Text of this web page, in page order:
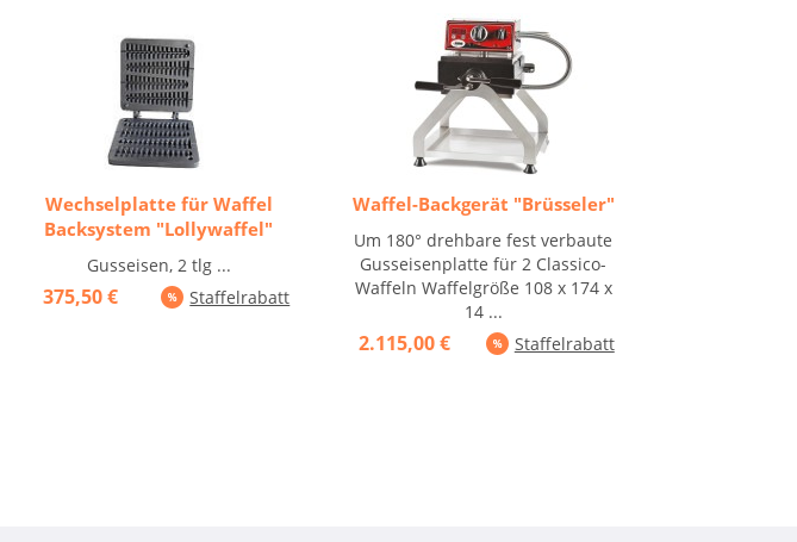
Wechselplatte für Waffel
Backsystem "Lollywaffel"
Gusseisen, 2 tlg ...
375,50 € Staffelrabatt
Waffel-Backgerät "Brüsseler"
Um 180° drehbare fest verbaute
Gusseisenplatte für 2 Classico-
Waffeln Waffelgröße 108 x 174 x
14 ...
2.115,00 € Staffelrabatt